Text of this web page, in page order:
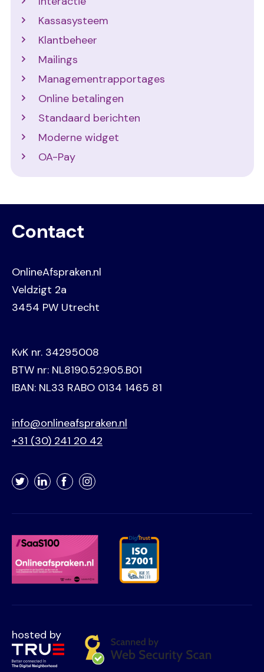
Kassasysteem
Klantbeheer
Mailings
Managementrapportages
Online betalingen
Standaard berichten
Moderne widget
OA-Pay
Contact
OnlineAfspraken.nl
Veldzigt 2a
3454 PW Utrecht
KvK nr. 34295008
BTW nr: NL8190.52.905.B01
IBAN: NL33 RABO 0134 1465 81
info@onlineafspraken.nl
+31 (30) 241 20 42
TwitterLinkedInFacebookInstagram
hosted by